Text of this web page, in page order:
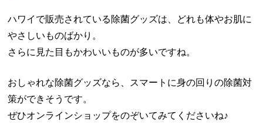
ハワイで販売されている除菌グッズは、どれも体やお肌に
やさしいものばかり。
さらに見た目もかわいいものが多いですね。
おしゃれな除菌グッズなら、スマートに身の回りの除菌対
策ができそうです。
ぜひオンラインショップをのぞいてみてくださいね♪